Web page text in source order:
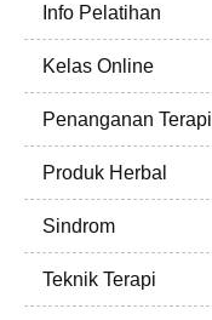
Info Pelatihan
Kelas Online
Penanganan Terapi
Produk Herbal
Sindrom
Teknik Terapi